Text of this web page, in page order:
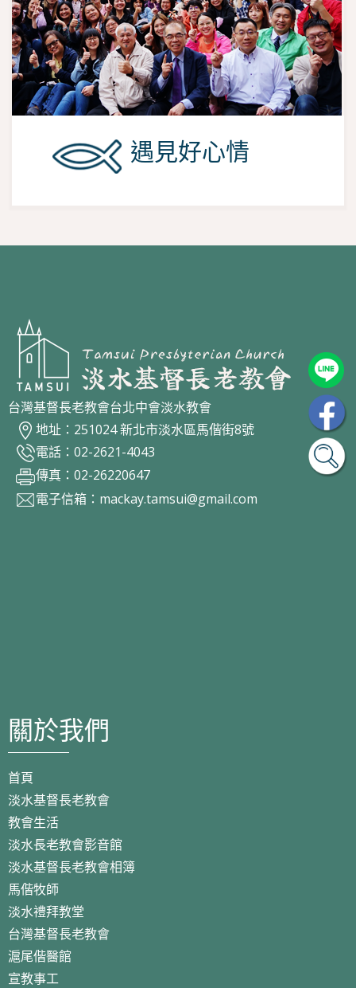
遇見好心情
台灣基督長老教會台北中會淡水教會
地址：251024 新北市淡水區馬偕街8號
電話：02-2621-4043
傳真：02-26220647
電子信箱： mackay.tamsui@gmail.com
關於我們
首頁
淡水基督長老教會
教會生活
淡水長老教會影音館
淡水基督長老教會相簿
馬偕牧師
淡水禮拜教堂
台灣基督長老教會
滬尾偕醫館
宣教事工